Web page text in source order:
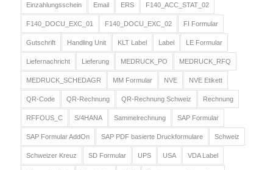
Einzahlungsschein Email ERS F140_ACC_STAT_02
F140_DOCU_EXC_01 F140_DOCU_EXC_02 FI Formular
Gutschrift Handling Unit KLT Label Label LE Formular
Liefernachricht Lieferung MEDRUCK_PO MEDRUCK_RFQ
MEDRUCK_SCHEDAGR MM Formular NVE NVE Etikett
QR-Code QR-Rechnung QR-Rechnung Schweiz Rechnung
RFFOUS_C S/4HANA Sammelrechnung SAP Formular
SAP Formular AddOn SAP PDF basierte Druckformulare Schweiz
Schweizer Kreuz SD Formular UPS USA VDA Label